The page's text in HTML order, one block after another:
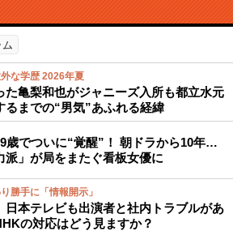
ム
な学歴 2026年夏
た亀梨和也がジャニーズ入所も都立水元
るまでの“男気”あふれる経緯
歳でついに“覚醒”！ 朝ドラから10年…
派」が局をまたぐ看板女優に
勝手に「情報開示」
日本テレビも出演者と社内トラブルがあ
の対応はどう見ますか？